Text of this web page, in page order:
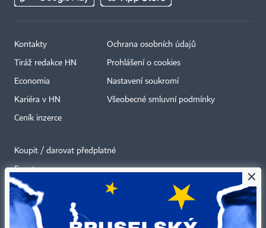
Kontakty
Tiráž redakce HN
Economia
Kariéra v HN
Ceník inzerce
Ochrana osobních údajů
Prohlášení o cookies
Nastavení soukromí
Všeobecné smluvní podmínky
Koupit / darovat předplatné
Eventy
Newslettery
RSS kanály
×